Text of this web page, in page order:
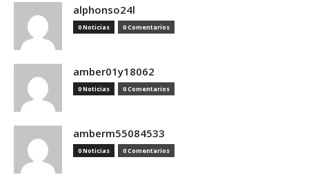
alphonso24l
0 Noticias 0 Comentarios
amber01y18062
0 Noticias 0 Comentarios
amberm55084533
0 Noticias 0 Comentarios